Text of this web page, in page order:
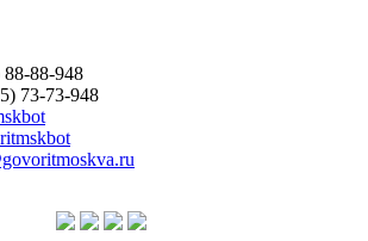
88-948
73-73-948